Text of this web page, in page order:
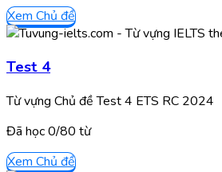
Xem Chủ đề
Test 4
Từ vựng Chủ đề Test 4 ETS RC 2024
Đã học0/80 từ
Xem Chủ đề